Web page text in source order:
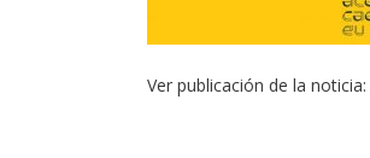
Ver publicación de la noticia: